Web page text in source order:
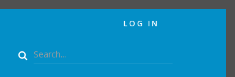
LOG IN
Search